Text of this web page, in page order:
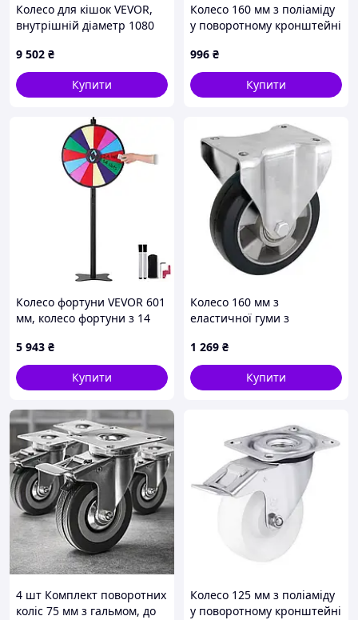
Колесо для кішок VEVOR,
внутрішній діаметр 1080
кішок вагою 8,6-12,7 кг,
бігова доріжка для кішок з
9 502 ₴
Купити
Колесо 160 мм з поліаміду
у поворотному кронштейні
кг)
996 ₴
Купити
Колесо фортуни VEVOR 601
мм, колесо фортуни з 14
маркером для сухого
стирання і 2 маркерами,
колесо, що
5 943 ₴
Купити
Колесо 160 мм з
еластичної гуми з
середньопосиленим
кронштейном (400 кг)
1 269 ₴
Купити
4 шт Комплект поворотних
коліс 75 мм з гальмом, до
Колесо 125 мм з поліаміду
у поворотному кронштейні